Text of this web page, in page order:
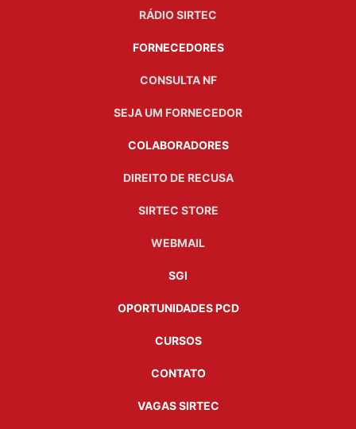
RÁDIO SIRTEC
FORNECEDORES
CONSULTA NF
SEJA UM FORNECEDOR
COLABORADORES
DIREITO DE RECUSA
SIRTEC STORE
WEBMAIL
SGI
OPORTUNIDADES PCD
CURSOS
CONTATO
VAGAS SIRTEC